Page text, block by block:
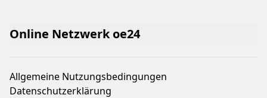
Online Netzwerk oe24
Allgemeine Nutzungsbedingungen
Datenschutzerklärung